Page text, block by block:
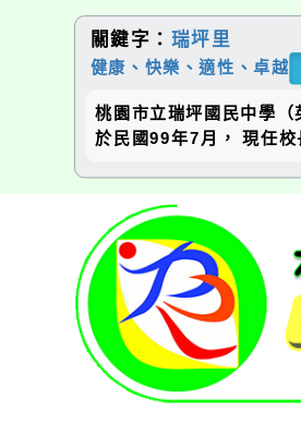
關鍵字： 瑞坪里
健康、快樂、適性、卓越
桃園市立瑞坪國民中學
於民國99年7月， 現任校